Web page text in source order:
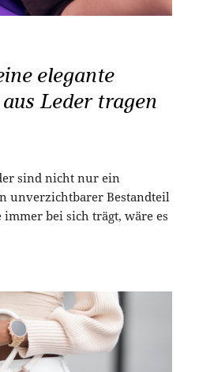
elegante
Leder tragen
sind nicht nur ein
unverzichtbarer Bestandteil
immer bei sich trägt, wäre es